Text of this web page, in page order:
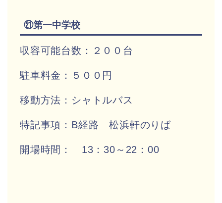
㉑第一中学校
収容可能台数：２００台
駐車料金：５００円
移動方法：シャトルバス
特記事項：B経路 松浜軒のりば
開場時間： 13：30～22：00